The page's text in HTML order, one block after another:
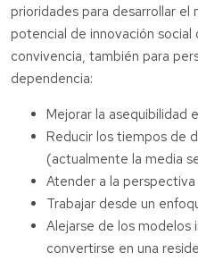
prioridades para desarrollar el
potencial de innovación
convivencia, también para
dependencia:
Mejorar la asequibilidad
Reducir los tiempos de
(actualmente la media
Atender a la
Trabajar desde un
Alejarse de los modelos
convertirse en una